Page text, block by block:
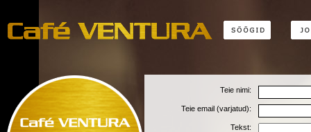
Teie nimi:
Teie email (varjatud):
Tekst: